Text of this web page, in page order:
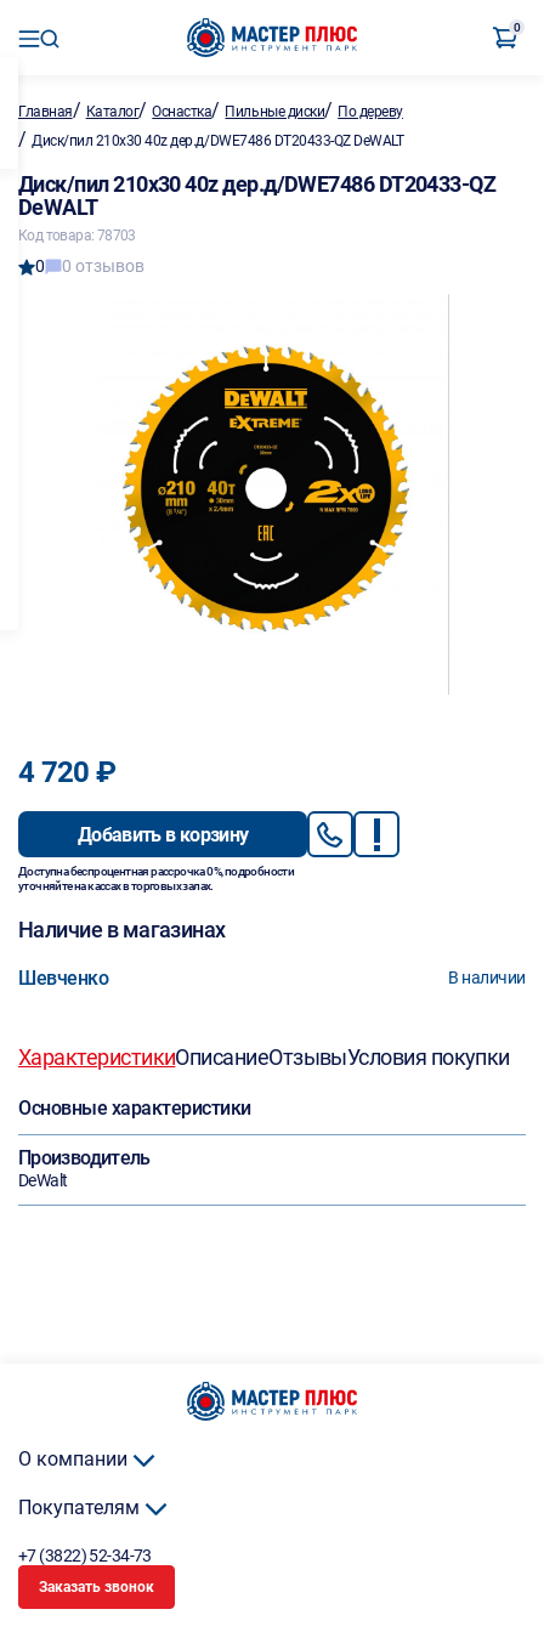
0
Главная/ Каталог/Оснастка/ Пильные диски/ По дереву
/ Диск/пил 210х30 40z дер.д/DWE7486 DT20433-QZ DeWALT
Диск/пил 210х30 40z дер.д/DWE7486 DT20433-QZ
DeWALT
Код товара: 78703
0 0 отзывов
4 720 ₽
Добавить в корзину
Доступна беспроцентная рассрочка 0%, подробности
уточняйте на кассах в торговых залах.
Наличие в магазинах
Шевченко В наличии
ХарактеристикиОписаниеОтзывыУсловия покупки
Основные характеристики
Производитель
DeWalt
О компании
Покупателям
+7 (3822) 52-34-73
Заказать звонок